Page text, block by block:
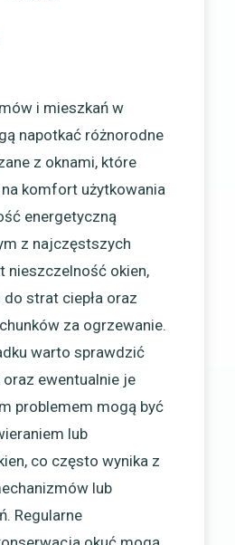
i mieszkań w
napotkać różnorodne
z oknami, które
na komfort użytkowania
energetyczną
z najczęstszych
nieszczelność okien,
strat ciepła oraz
za ogrzewanie.
warto sprawdzić
ewentualnie je
problemem mogą być
lub
co często wynika z
lub
Regularne